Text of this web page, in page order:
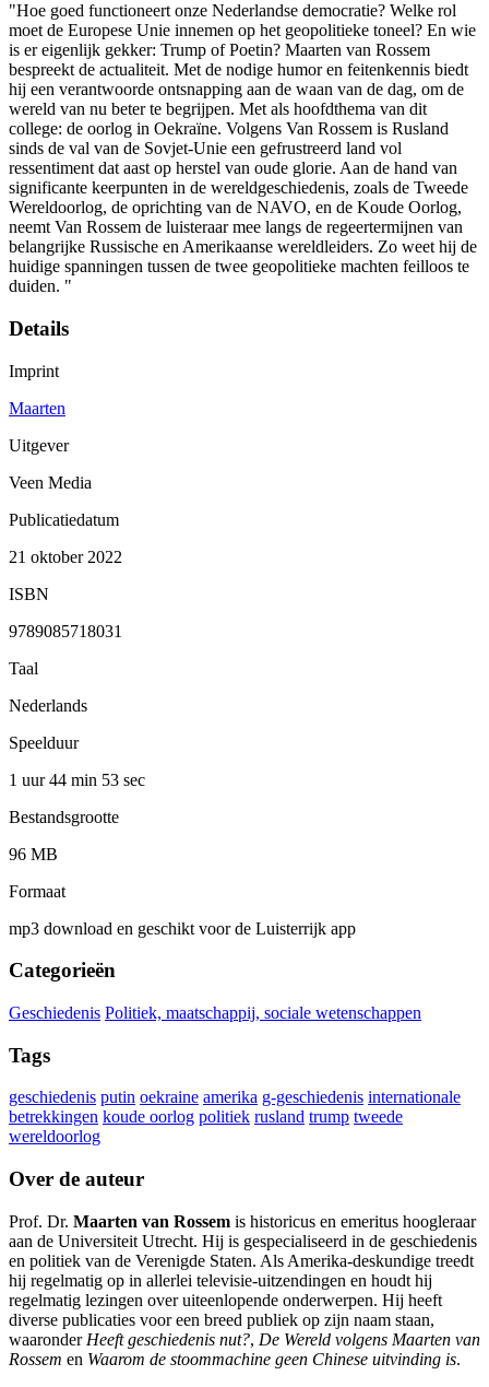
"Hoe goed functioneert onze Nederlandse democratie? Welke rol
moet de Europese Unie innemen op het geopolitieke toneel? En wie
is er eigenlijk gekker: Trump of Poetin? Maarten van Rossem
bespreekt de actualiteit. Met de nodige humor en feitenkennis biedt
hij een verantwoorde ontsnapping aan de waan van de dag, om de
wereld van nu beter te begrijpen. Met als hoofdthema van dit
college: de oorlog in Oekraïne. Volgens Van Rossem is Rusland
sinds de val van de Sovjet-Unie een gefrustreerd land vol
ressentiment dat aast op herstel van oude glorie. Aan de hand van
significante keerpunten in de wereldgeschiedenis, zoals de Tweede
Wereldoorlog, de oprichting van de NAVO, en de Koude Oorlog,
neemt Van Rossem de luisteraar mee langs de regeertermijnen van
belangrijke Russische en Amerikaanse wereldleiders. Zo weet hij de
huidige spanningen tussen de twee geopolitieke machten feilloos te
duiden. "
Details
Imprint
Maarten
Uitgever
Veen Media
Publicatiedatum
21 oktober 2022
ISBN
9789085718031
Taal
Nederlands
Speelduur
1 uur 44 min 53 sec
Bestandsgrootte
96 MB
Formaat
mp3 download en geschikt voor de Luisterrijk app
Categorieën
Geschiedenis Politiek, maatschappij, sociale wetenschappen
Tags
geschiedenis putin oekraine amerika g-geschiedenis internationale
betrekkingen koude oorlog politiek rusland trump tweede
wereldoorlog
Over de auteur
Prof. Dr. Maarten van Rossem is historicus en emeritus hoogleraar
aan de Universiteit Utrecht. Hij is gespecialiseerd in de geschiedenis
en politiek van de Verenigde Staten. Als Amerika-deskundige treedt
hij regelmatig op in allerlei televisie-uitzendingen en houdt hij
regelmatig lezingen over uiteenlopende onderwerpen. Hij heeft
diverse publicaties voor een breed publiek op zijn naam staan,
waaronder Heeft geschiedenis nut?, De Wereld volgens Maarten van
Rossem en Waarom de stoommachine geen Chinese uitvinding is.